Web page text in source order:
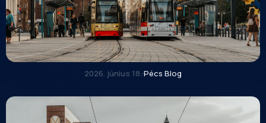
2026. június 18.·Pécs Blog